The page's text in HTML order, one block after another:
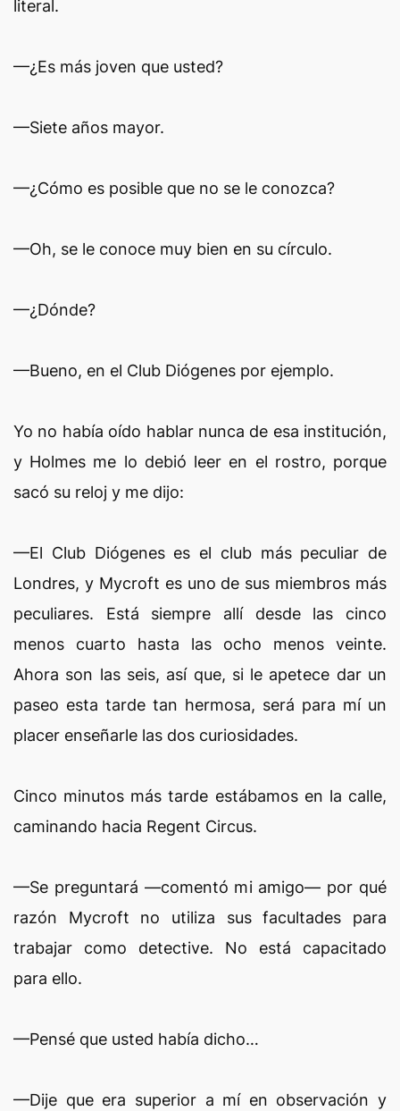
literal.
—¿Es más joven que usted?
—Siete años mayor.
—¿Cómo es posible que no se le conozca?
—Oh, se le conoce muy bien en su círculo.
—¿Dónde?
—Bueno, en el Club Diógenes por ejemplo.
Yo no había oído hablar nunca de esa institución,
y Holmes me lo debió leer en el rostro, porque
sacó su reloj y me dijo:
—El Club Diógenes es el club más peculiar de
Londres, y Mycroft es uno de sus miembros más
peculiares. Está siempre allí desde las cinco
menos cuarto hasta las ocho menos veinte.
Ahora son las seis, así que, si le apetece dar un
paseo esta tarde tan hermosa, será para mí un
placer enseñarle las dos curiosidades.
Cinco minutos más tarde estábamos en la calle,
caminando hacia Regent Circus.
—Se preguntará —comentó mi amigo— por qué
razón Mycroft no utiliza sus facultades para
trabajar como detective. No está capacitado
para ello.
—Pensé que usted había dicho…
—Dije que era superior a mí en observación y